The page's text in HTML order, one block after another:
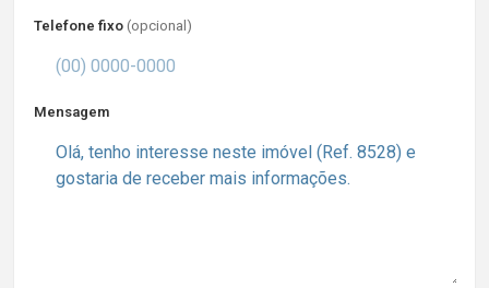
Telefone fixo (opcional)
Mensagem